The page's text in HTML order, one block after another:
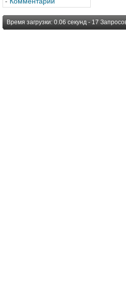
Время загрузки: 0.06 секунд - 17